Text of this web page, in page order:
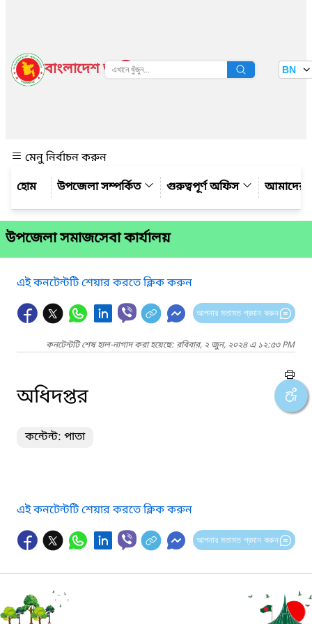
বাংলাদেশ জাতীয় তথ্য বাতায়ন BN
মেনু নির্বাচন করুন
উপজেলা সম্পর্কিত
গুরুত্বপূর্ণ অফিস আমাদের
উপজেলা সমাজসেবা কার্যালয়
এই কনটেন্টটি শেয়ার করতে ক্লিক করুন
আপনার মতামত প্রদান করুন
কনটেন্টটি শেষ হাল-নাগাদ করা হয়েছে: রবিবার, ২ জুন, ২০২৪ এ ১২:৫৩ PM
অধিদপ্তর
কন্টেন্ট: পাতা
এই কনটেন্টটি শেয়ার করতে ক্লিক করুন
আপনার মতামত প্রদান করুন